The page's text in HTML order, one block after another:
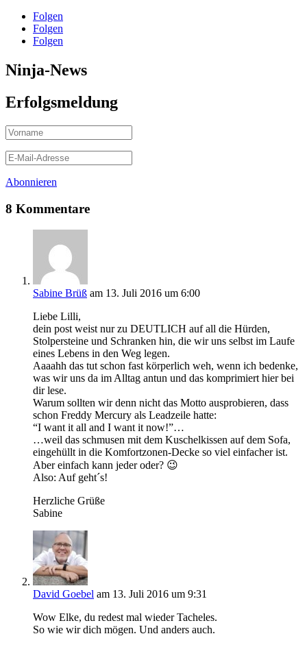
Folgen
Folgen
Folgen
Ninja-News
Erfolgsmeldung
Abonnieren
8 Kommentare
Sabine Brüß am 13. Juli 2016 um 6:00
Liebe Lilli,
dein post weist nur zu DEUTLICH auf all die Hürden,
Stolpersteine und Schranken hin, die wir uns selbst im Laufe
eines Lebens in den Weg legen.
Aaaahh das tut schon fast körperlich weh, wenn ich bedenke,
was wir uns da im Alltag antun und das komprimiert hier bei
dir lese.
Warum sollten wir denn nicht das Motto ausprobieren, dass
schon Freddy Mercury als Leadzeile hatte:
“I want it all and I want it now!”…
…weil das schmusen mit dem Kuschelkissen auf dem Sofa,
eingehüllt in die Komfortzonen-Decke so viel einfacher ist.
Aber einfach kann jeder oder? 😉
Also: Auf geht´s!
Herzliche Grüße
Sabine
David Goebel am 13. Juli 2016 um 9:31
Wow Elke, du redest mal wieder Tacheles.
So wie wir dich mögen. Und anders auch.